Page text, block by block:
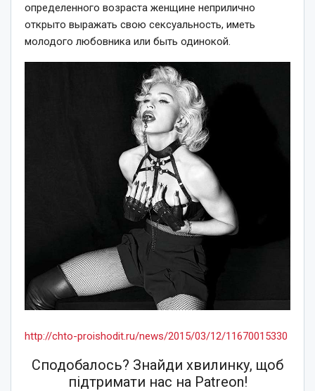
определенного возраста женщине неприлично
открыто выражать свою сексуальность, иметь
молодого любовника или быть одинокой.
http://chto-proishodit.ru/news/2015/03/12/11670015330
Сподобалось? Знайди хвилинку, щоб
підтримати нас на Patreon!